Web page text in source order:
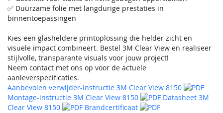
✅ Duurzame folie met langdurige prestaties in
binnentoepassingen
Kies een glasheldere printoplossing die helder zicht en
visuele impact combineert. Bestel 3M Clear View en realiseer
stijlvolle, transparante visuals voor jouw project!
Neem contact met ons op voor de actuele
aanleverspecificaties.
Aanbevolen verwijder-instructie 3M Clear View 8150
Montage-instructie 3M Clear View 8150
Datasheet 3M
Clear View 8150
Brandcertificaat